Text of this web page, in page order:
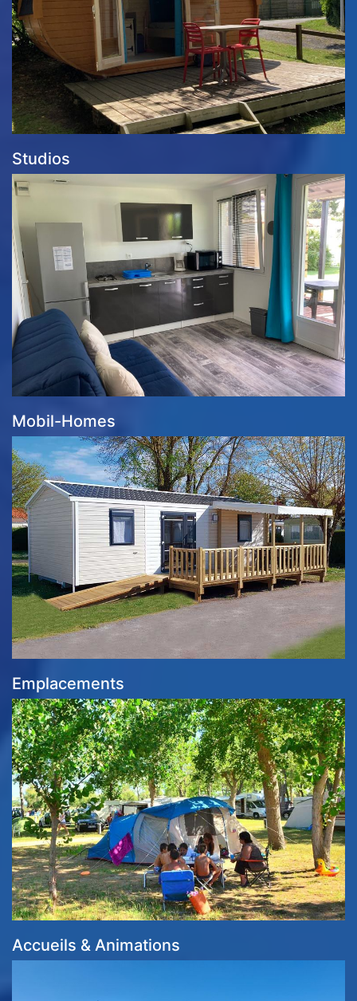
Studios
Mobil-Homes
Emplacements
Accueils & Animations